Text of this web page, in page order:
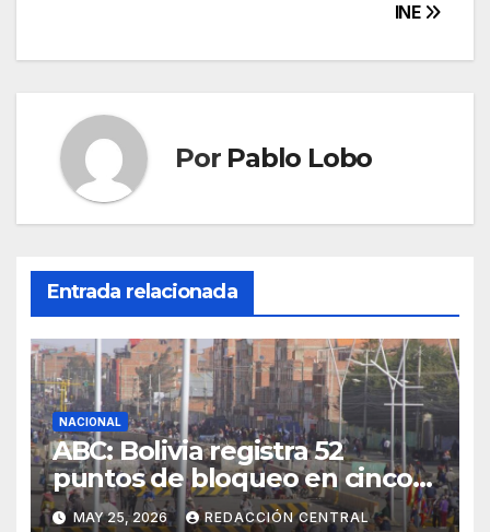
INE
Por Pablo Lobo
Entrada relacionada
NACIONAL
ABC: Bolivia registra 52
puntos de bloqueo en cinco
departamentos
MAY 25, 2026 REDACCIÓN CENTRAL